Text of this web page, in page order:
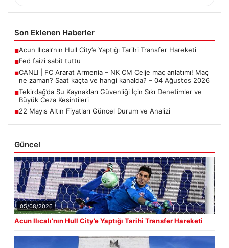
Son Eklenen Haberler
■Acun Ilıcalı’nın Hull City’e Yaptığı Tarihi Transfer Hareketi
■Fed faizi sabit tuttu
■CANLI | FC Ararat Armenia – NK CM Celje maç anlatımı! Maç
ne zaman? Saat kaçta ve hangi kanalda? – 04 Ağustos 2026
■Tekirdağ’da Su Kaynakları Güvenliği İçin Sıkı Denetimler ve
Büyük Ceza Kesintileri
■22 Mayıs Altın Fiyatları Güncel Durum ve Analizi
Güncel
05/08/2026
Acun Ilıcalı’nın Hull City’e Yaptığı Tarihi Transfer Hareketi